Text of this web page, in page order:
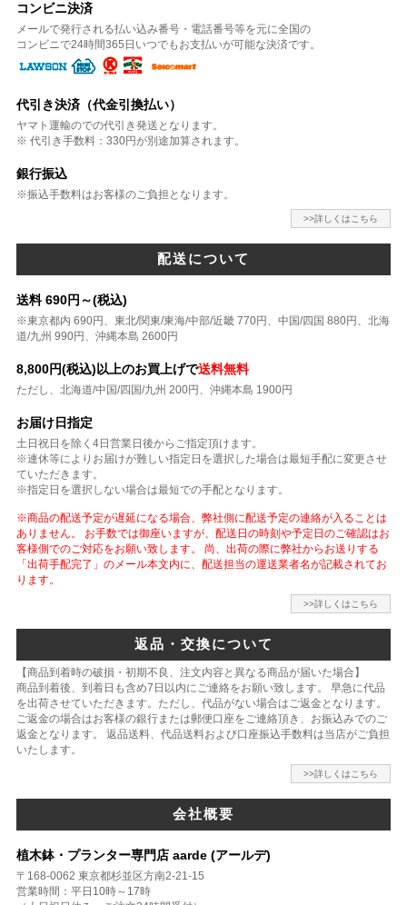
コンビニ決済
メールで発行される払い込み番号・電話番号等を元に全国の
コンビニで24時間365日いつでもお支払いが可能な決済です。
代引き決済（代金引換払い）
ヤマト運輸のでの代引き発送となります。
※ 代引き手数料：330円が別途加算されます。
銀行振込
※振込手数料はお客様のご負担となります。
>>詳しくはこちら
配送について
送料 690円～(税込)
※東京都内 690円、東北/関東/東海/中部/近畿 770円、中国/四国 880円、北海
道/九州 990円、沖縄本島 2600円
8,800円(税込)以上のお買上げで送料無料
ただし、北海道/中国/四国/九州 200円、沖縄本島 1900円
お届け日指定
土日祝日を除く4日営業日後からご指定頂けます。
※連休等によりお届けが難しい指定日を選択した場合は最短手配に変更させ
ていただきます。
※指定日を選択しない場合は最短での手配となります。
※商品の配送予定が遅延になる場合、弊社側に配送予定の連絡が入ることは
ありません。 お手数では御座いますが、配送日の時刻や予定日のご確認はお
客様側でのご対応をお願い致します。 尚、出荷の際に弊社からお送りする
「出荷手配完了」のメール本文内に、配送担当の運送業者名が記載されてお
ります。
>>詳しくはこちら
返品・交換について
【商品到着時の破損・初期不良、注文内容と異なる商品が届いた場合】
商品到着後、到着日も含め7日以内にご連絡をお願い致します。 早急に代品
を出荷させていただきます。ただし、代品がない場合はご返金となります。
ご返金の場合はお客様の銀行または郵便口座をご連絡頂き、お振込みでのご
返金となります。 返品送料、代品送料および口座振込手数料は当店がご負担
いたします。
>>詳しくはこちら
会社概要
植木鉢・プランター専門店 aarde (アールデ)
〒168-0062 東京都杉並区方南2-21-15
営業時間：平日10時～17時